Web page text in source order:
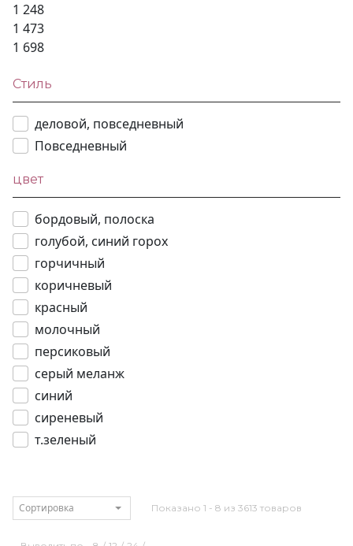
1 248
1 473
1 698
Стиль
деловой, повседневный
Повседневный
цвет
бордовый, полоска
голубой, синий горох
горчичный
коричневый
красный
молочный
персиковый
серый меланж
синий
сиреневый
т.зеленый
Сортировка Показано 1 - 8 из 3613 товаров